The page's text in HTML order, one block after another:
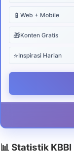
📱 Web + Mobile
🎁Konten Gratis
⭐Inspirasi Harian
📊 Statistik KBBI